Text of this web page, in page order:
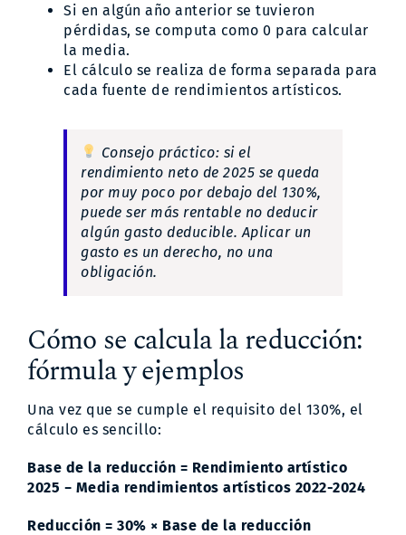
Si en algún año anterior se tuvieron
pérdidas, se computa como 0 para calcular
la media.
El cálculo se realiza de forma separada para
cada fuente de rendimientos artísticos.
Consejo práctico: si el
rendimiento neto de 2025 se queda
por muy poco por debajo del 130%,
puede ser más rentable no deducir
algún gasto deducible. Aplicar un
gasto es un derecho, no una
obligación.
Cómo se calcula la reducción:
fórmula y ejemplos
Una vez que se cumple el requisito del 130%, el
cálculo es sencillo:
Base de la reducción = Rendimiento artístico
2025 − Media rendimientos artísticos 2022-2024
Reducción = 30% × Base de la reducción